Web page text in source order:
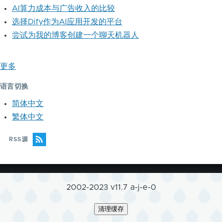
AI算力成本与广告收入的比较
选择Dify作为AI应用开发的平台
尝试为我的博客创建一个聊天机器人
更多
语言切换
简体中文
繁体中文
RSS源
2002-2023 v11.7 a-j-e-0